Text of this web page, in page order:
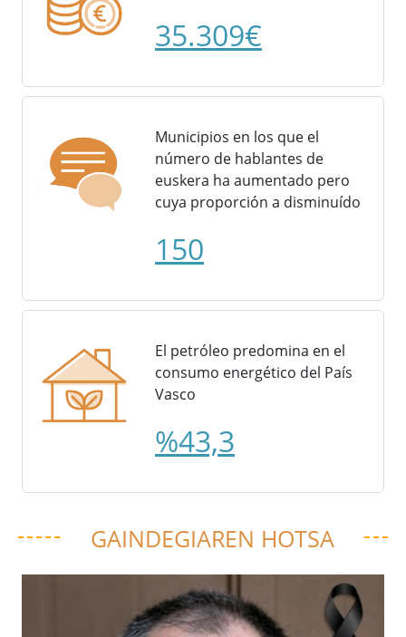
35.309€
Municipios en los que el
número de hablantes de
euskera ha aumentado pero
cuya proporción a disminuído
150
El petróleo predomina en el
consumo energético del País
Vasco
%43,3
GAINDEGIAREN HOTSA